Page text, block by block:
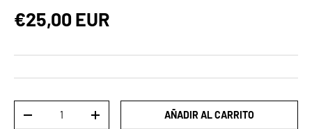
Precio normal
€25,00 EUR
DISMINUIR CANTIDADAUMENTAR LA CANTIDADAÑADIR AL CARRITO